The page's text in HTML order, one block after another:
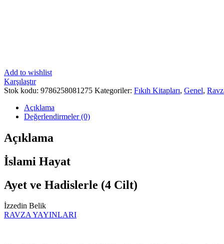
Add to wishlist
Karşılaştır
Stok kodu: 9786258081275 Kategoriler: Fıkıh Kitapları, Genel,
Açıklama
Değerlendirmeler (0)
Açıklama
İslami Hayat
Ayet ve Hadislerle (4 Cilt)
İzzedin Belik
RAVZA YAYINLARI